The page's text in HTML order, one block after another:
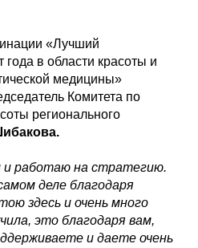
«Лучший
в области красоты и
медицины»
Комитета по
регионального
и работаю на стратегию.
деле благодаря
здесь и очень много
это благодаря вам,
и даете очень